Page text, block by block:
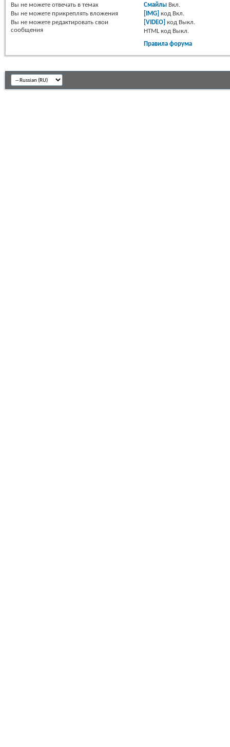
Вы не можете отвечать в темах
Вы не можете прикреплять вложения
Вы не можете редактировать свои
сообщения
Смайлы Вкл.
[IMG] код Вкл.
[VIDEO] код Выкл.
HTML код Выкл.
Правила форума